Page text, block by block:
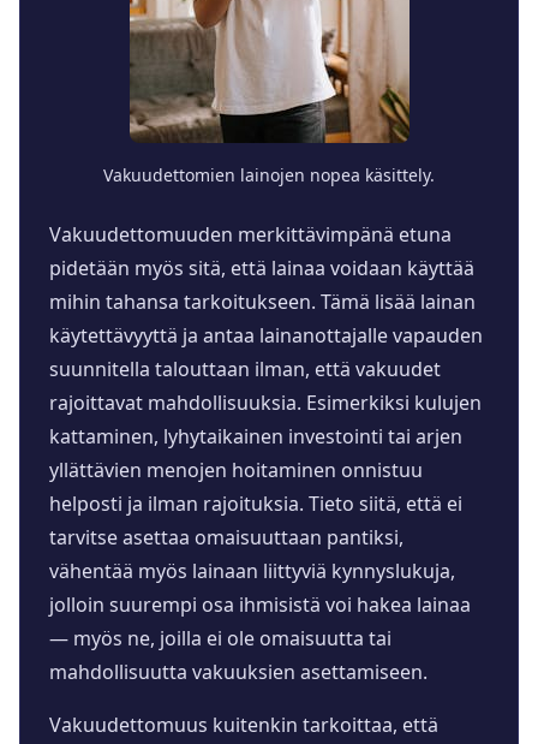
Vakuudettomien lainojen nopea käsittely.
Vakuudettomuuden merkittävimpänä etuna
pidetään myös sitä, että lainaa voidaan käyttää
mihin tahansa tarkoitukseen. Tämä lisää lainan
käytettävyyttä ja antaa lainanottajalle vapauden
suunnitella talouttaan ilman, että vakuudet
rajoittavat mahdollisuuksia. Esimerkiksi kulujen
kattaminen, lyhytaikainen investointi tai arjen
yllättävien menojen hoitaminen onnistuu
helposti ja ilman rajoituksia. Tieto siitä, että ei
tarvitse asettaa omaisuuttaan pantiksi,
vähentää myös lainaan liittyviä kynnyslukuja,
jolloin suurempi osa ihmisistä voi hakea lainaa
— myös ne, joilla ei ole omaisuutta tai
mahdollisuutta vakuuksien asettamiseen.
Vakuudettomuus kuitenkin tarkoittaa, että